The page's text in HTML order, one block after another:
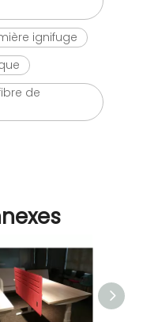
ignifuge
de